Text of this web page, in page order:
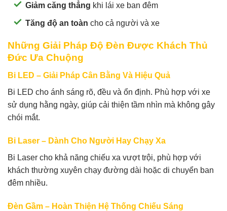
Giảm căng thẳng khi lái xe ban đêm
Tăng độ an toàn cho cả người và xe
Những Giải Pháp Độ Đèn Được Khách Thủ
Đức Ưa Chuộng
Bi LED – Giải Pháp Cân Bằng Và Hiệu Quả
Bi LED cho ánh sáng rõ, đều và ổn định. Phù hợp với xe
sử dụng hằng ngày, giúp cải thiện tầm nhìn mà không gây
chói mắt.
Bi Laser – Dành Cho Người Hay Chạy Xa
Bi Laser cho khả năng chiếu xa vượt trội, phù hợp với
khách thường xuyên chạy đường dài hoặc di chuyển ban
đêm nhiều.
Đèn Gầm – Hoàn Thiện Hệ Thống Chiếu Sáng